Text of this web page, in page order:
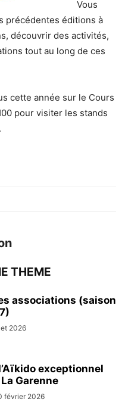
Vous
précédentes éditions à
découvrir des activités,
tout au long de ces
cette année sur le Cours
pour visiter les stands
THEME
associations (saison
2026
exceptionnel
Garenne
février 2026